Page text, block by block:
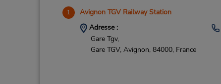
1 Avignon TGV Railway Station
Adresse :
Gare Tgv,
Gare TGV, Avignon, 84000, France